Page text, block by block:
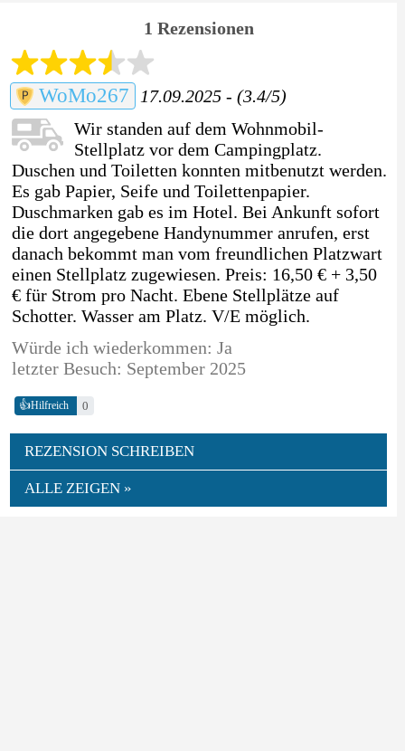
1 Rezensionen
WoMo267
17.09.2025 - (3.4/5)
Wir standen auf dem Wohnmobil-
Stellplatz vor dem Campingplatz.
Duschen und Toiletten konnten mitbenutzt werden.
Es gab Papier, Seife und Toilettenpapier.
Duschmarken gab es im Hotel. Bei Ankunft sofort
die dort angegebene Handynummer anrufen, erst
danach bekommt man vom freundlichen Platzwart
einen Stellplatz zugewiesen. Preis: 16,50 € + 3,50
€ für Strom pro Nacht. Ebene Stellplätze auf
Schotter. Wasser am Platz. V/E möglich.
Würde ich wiederkommen: Ja
letzter Besuch: September 2025
👍Hilfreich 0
REZENSION SCHREIBEN
ALLE ZEIGEN »